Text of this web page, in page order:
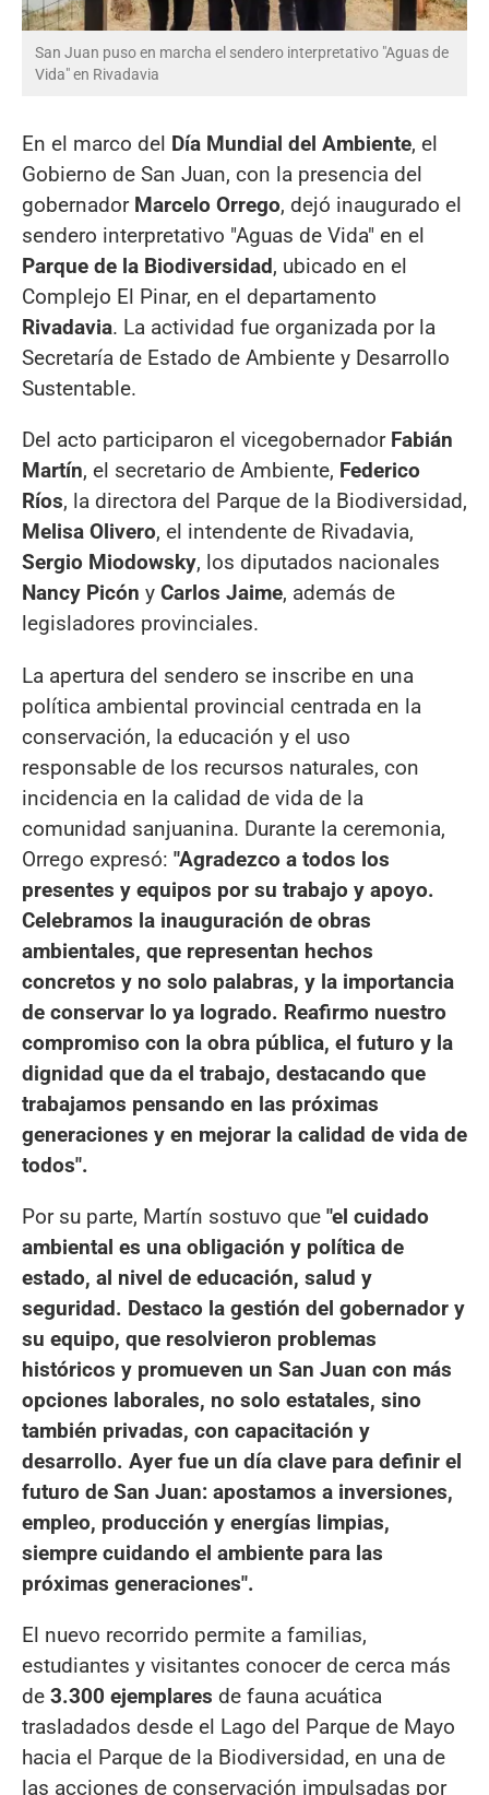
San Juan puso en marcha el sendero interpretativo "Aguas de
Vida" en Rivadavia
En el marco del Día Mundial del Ambiente, el
Gobierno de San Juan, con la presencia del
gobernador Marcelo Orrego, dejó inaugurado el
sendero interpretativo "Aguas de Vida" en el
Parque de la Biodiversidad, ubicado en el
Complejo El Pinar, en el departamento
Rivadavia. La actividad fue organizada por la
Secretaría de Estado de Ambiente y Desarrollo
Sustentable.
Del acto participaron el vicegobernador Fabián
Martín, el secretario de Ambiente, Federico
Ríos, la directora del Parque de la Biodiversidad,
Melisa Olivero, el intendente de Rivadavia,
Sergio Miodowsky, los diputados nacionales
Nancy Picón y Carlos Jaime, además de
legisladores provinciales.
La apertura del sendero se inscribe en una
política ambiental provincial centrada en la
conservación, la educación y el uso
responsable de los recursos naturales, con
incidencia en la calidad de vida de la
comunidad sanjuanina. Durante la ceremonia,
Orrego expresó: "Agradezco a todos los
presentes y equipos por su trabajo y apoyo.
Celebramos la inauguración de obras
ambientales, que representan hechos
concretos y no solo palabras, y la importancia
de conservar lo ya logrado. Reafirmo nuestro
compromiso con la obra pública, el futuro y la
dignidad que da el trabajo, destacando que
trabajamos pensando en las próximas
generaciones y en mejorar la calidad de vida de
todos".
Por su parte, Martín sostuvo que "el cuidado
ambiental es una obligación y política de
estado, al nivel de educación, salud y
seguridad. Destaco la gestión del gobernador y
su equipo, que resolvieron problemas
históricos y promueven un San Juan con más
opciones laborales, no solo estatales, sino
también privadas, con capacitación y
desarrollo. Ayer fue un día clave para definir el
futuro de San Juan: apostamos a inversiones,
empleo, producción y energías limpias,
siempre cuidando el ambiente para las
próximas generaciones".
El nuevo recorrido permite a familias,
estudiantes y visitantes conocer de cerca más
de 3.300 ejemplares de fauna acuática
trasladados desde el Lago del Parque de Mayo
hacia el Parque de la Biodiversidad, en una de
las acciones de conservación impulsadas por